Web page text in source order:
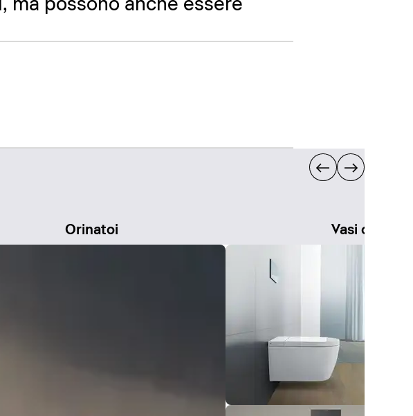
possono anche essere
Orinatoi Vasi con